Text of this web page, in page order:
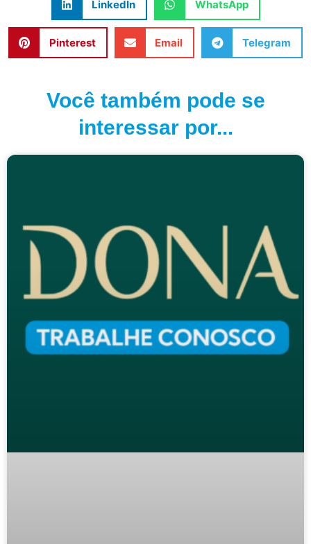
LinkedIn WhatsApp
Pinterest Email Telegram
Você também pode se
interessar por...